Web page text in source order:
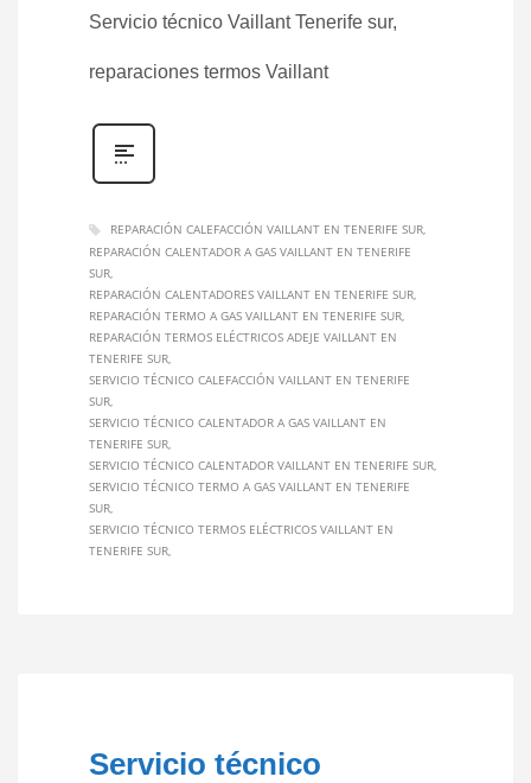
Servicio técnico Vaillant Tenerife sur,
reparaciones termos Vaillant
REPARACIÓN CALEFACCIÓN VAILLANT EN TENERIFE SUR
REPARACIÓN CALENTADOR A GAS VAILLANT EN TENERIFE
SUR
REPARACIÓN CALENTADORES VAILLANT EN TENERIFE SUR
REPARACIÓN TERMO A GAS VAILLANT EN TENERIFE SUR
REPARACIÓN TERMOS ELÉCTRICOS ADEJE VAILLANT EN
TENERIFE SUR
SERVICIO TÉCNICO CALEFACCIÓN VAILLANT EN TENERIFE
SUR
SERVICIO TÉCNICO CALENTADOR A GAS VAILLANT EN
TENERIFE SUR
SERVICIO TÉCNICO CALENTADOR VAILLANT EN TENERIFE SUR
SERVICIO TÉCNICO TERMO A GAS VAILLANT EN TENERIFE
SUR
SERVICIO TÉCNICO TERMOS ELÉCTRICOS VAILLANT EN
TENERIFE SUR
Servicio técnico